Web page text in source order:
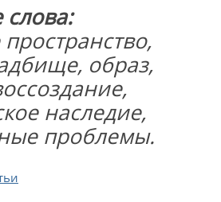
образ,
наследие,
проблемы.